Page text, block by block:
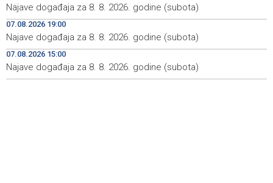
18:05
Koncertom Marije Šerifović večeras se zatvara
manifestacija 'Dani dijaspore Travnik 2026'
17:26
Kod mosta Brčko - Gunja pronađene kosti, vještaci
sudske medicine utvrđuju porijeklo
17:15
'Pekijada' u Varešu okupila 37 ekipa iz četiri države
Najave događaja za 8. 8. 2026. godine (subota)
07.08.2026 19:00
Najave događaja za 8. 8. 2026. godine (subota)
07.08.2026 15:00
Najave događaja za 8. 8. 2026. godine (subota)